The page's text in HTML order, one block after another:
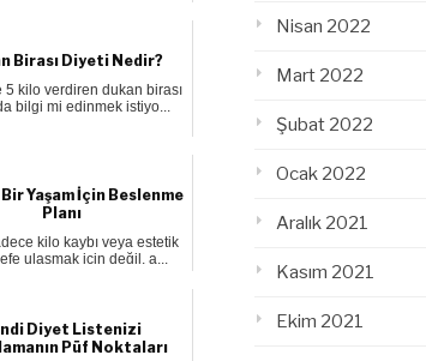
Birası Diyeti Nedir?
5 kilo verdiren dukan birası
bilgi mi edinmek istiyo...
Bir Yaşam İçin Beslenme
Planı
kilo kaybı veya estetik
ulaşmak için değil, a...
Diyet Listenizi
Püf Noktaları
Nisan 2022
Mart 2022
Şubat 2022
Ocak 2022
Aralık 2021
Kasım 2021
Ekim 2021